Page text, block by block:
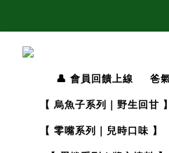
👤 會員回饋上線
爸
【 烏魚子系列｜野生回甘 】
【 零嘴系列｜兒時口味 】